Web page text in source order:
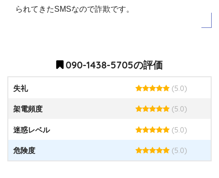
られてきたSMSなので詐欺です。
090-1438-5705の評価
失礼 (5.0)
架電頻度 (5.0)
迷惑レベル (5.0)
危険度 (5.0)